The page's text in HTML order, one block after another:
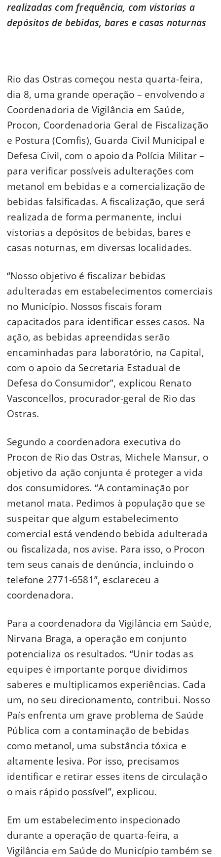
realizadas com frequência, com vistorias a
depósitos de bebidas, bares e casas noturnas
Rio das Ostras começou nesta quarta-feira,
dia 8, uma grande operação – envolvendo a
Coordenadoria de Vigilância em Saúde,
Procon, Coordenadoria Geral de Fiscalização
e Postura (Comfis), Guarda Civil Municipal e
Defesa Civil, com o apoio da Polícia Militar –
para verificar possíveis adulterações com
metanol em bebidas e a comercialização de
bebidas falsificadas. A fiscalização, que será
realizada de forma permanente, inclui
vistorias a depósitos de bebidas, bares e
casas noturnas, em diversas localidades.
“Nosso objetivo é fiscalizar bebidas
adulteradas em estabelecimentos comerciais
no Município. Nossos fiscais foram
capacitados para identificar esses casos. Na
ação, as bebidas apreendidas serão
encaminhadas para laboratório, na Capital,
com o apoio da Secretaria Estadual de
Defesa do Consumidor”, explicou Renato
Vasconcellos, procurador-geral de Rio das
Ostras.
Segundo a coordenadora executiva do
Procon de Rio das Ostras, Michele Mansur, o
objetivo da ação conjunta é proteger a vida
dos consumidores. “A contaminação por
metanol mata. Pedimos à população que se
suspeitar que algum estabelecimento
comercial está vendendo bebida adulterada
ou fiscalizada, nos avise. Para isso, o Procon
tem seus canais de denúncia, incluindo o
telefone 2771-6581”, esclareceu a
coordenadora.
Para a coordenadora da Vigilância em Saúde,
Nirvana Braga, a operação em conjunto
potencializa os resultados. “Unir todas as
equipes é importante porque dividimos
saberes e multiplicamos experiências. Cada
um, no seu direcionamento, contribui. Nosso
País enfrenta um grave problema de Saúde
Pública com a contaminação de bebidas
como metanol, uma substância tóxica e
altamente lesiva. Por isso, precisamos
identificar e retirar esses itens de circulação
o mais rápido possível”, explicou.
Em um estabelecimento inspecionado
durante a operação de quarta-feira, a
Vigilância em Saúde do Município também se